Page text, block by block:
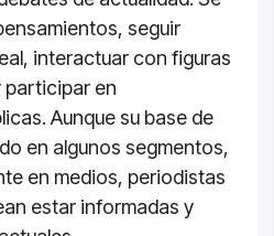
seguir
interactuar con figuras
participar en
Aunque su base de
en algunos segmentos,
en medios, periodistas
estar informadas y